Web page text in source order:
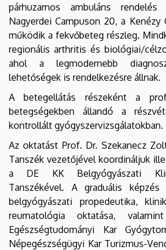
párhuzamos ambuláns
Nagyerdei Campuson 20, a Kenézy
működik a fekvőbeteg részleg.
regionális arthritis és biológiai/
ahol a legmodernebb
lehetőségek is rendelkezésre állnak.
A betegellátás részeként a
betegségekben állandó a
kontrollált gyógyszervizsgálatokban.
Az oktatást Prof. Dr. Szekanecz
Tanszék vezetőjével koordináljuk
a DE KK Belgyógyászati
Tanszékével. A graduális
belgyógyászati propedeutika,
reumatológia oktatása,
Egészségtudományi Kar
Népegészségügyi Kar Turizmus-